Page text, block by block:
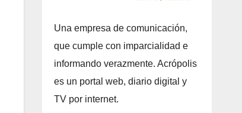
Una empresa de comunicación,
que cumple con imparcialidad e
informando verazmente. Acrópolis
es un portal web, diario digital y
TV por internet.